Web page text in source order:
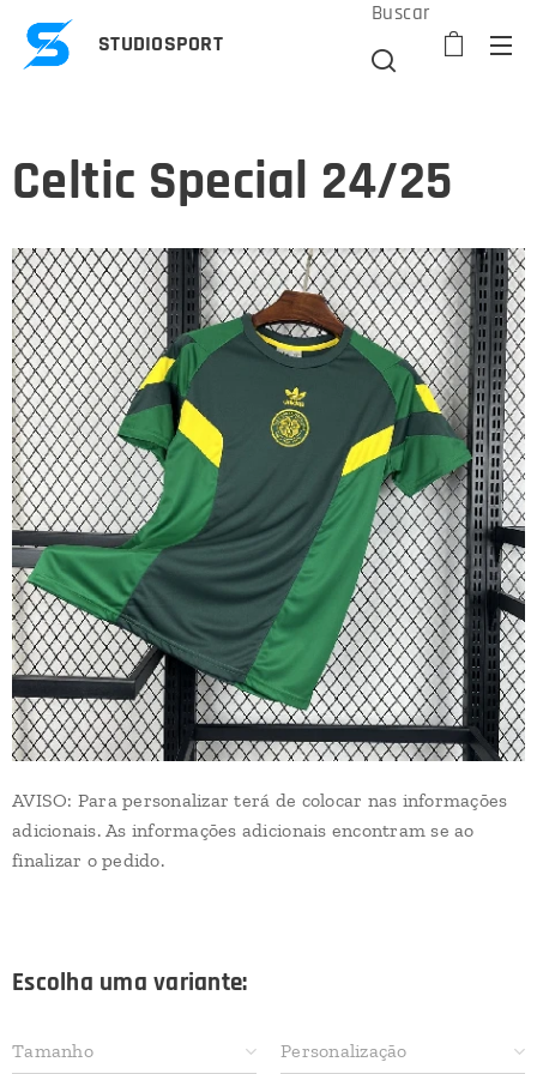
STUDIOSPORT
Buscar
Celtic Special 24/25
AVISO: Para personalizar terá de colocar nas informações
adicionais. As informações adicionais encontram se ao
finalizar o pedido.
Escolha uma variante:
Tamanho Personalização